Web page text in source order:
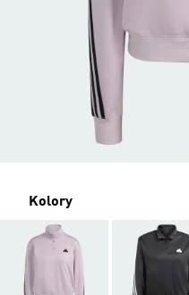
Kolory